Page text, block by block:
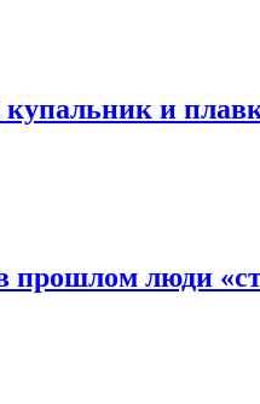
и
прошлом люди